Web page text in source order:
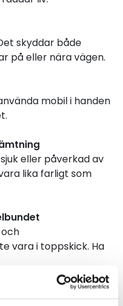
skyddar både
på eller nära vägen.
mobil i handen
eller påverkad av
lika farligt som
vara i toppskick. Ha
föremål